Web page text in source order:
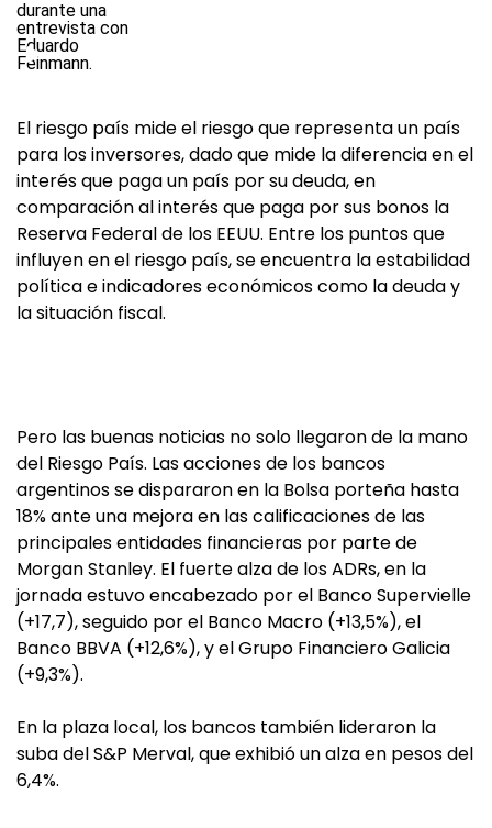
El riesgo país mide el riesgo que representa un país
para los inversores, dado que mide la diferencia en el
interés que paga un país por su deuda, en
comparación al interés que paga por sus bonos la
Reserva Federal de los EEUU. Entre los puntos que
influyen en el riesgo país, se encuentra la estabilidad
política e indicadores económicos como la deuda y
la situación fiscal.
Pero las buenas noticias no solo llegaron de la mano
del Riesgo País. Las acciones de los bancos
argentinos se dispararon en la Bolsa porteña hasta
18% ante una mejora en las calificaciones de las
principales entidades financieras por parte de
Morgan Stanley. El fuerte alza de los ADRs, en la
jornada estuvo encabezado por el Banco Supervielle
(+17,7), seguido por el Banco Macro (+13,5%), el
Banco BBVA (+12,6%), y el Grupo Financiero Galicia
(+9,3%).
En la plaza local, los bancos también lideraron la
suba del S&P Merval, que exhibió un alza en pesos del
6,4%.